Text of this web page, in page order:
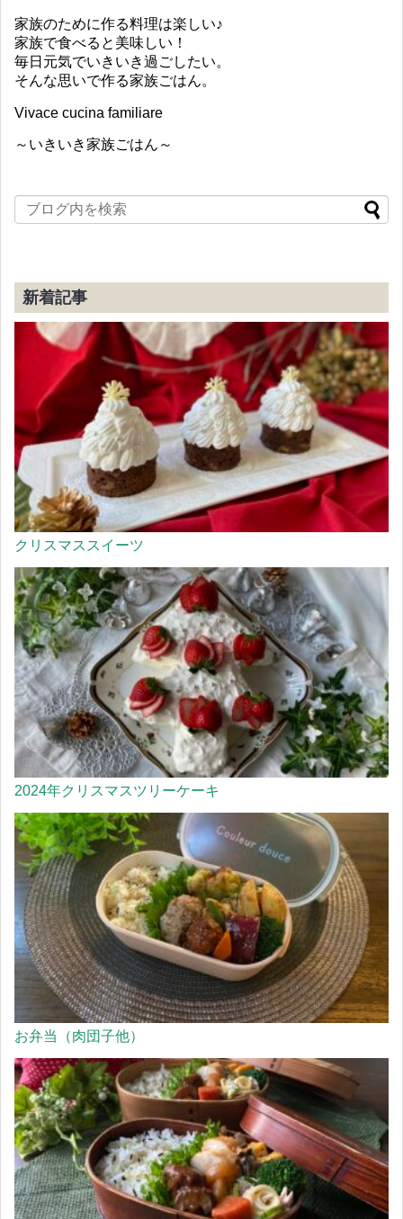
家族のために作る料理は楽しい♪
家族で食べると美味しい！
毎日元気でいきいき過ごしたい。
そんな思いで作る家族ごはん。
Vivace cucina familiare
～いきいき家族ごはん～
新着記事
クリスマススイーツ
2024年クリスマスツリーケーキ
お弁当（肉団子他）